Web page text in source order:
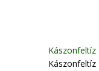
Kászonfeltíz
Kászonfeltíz